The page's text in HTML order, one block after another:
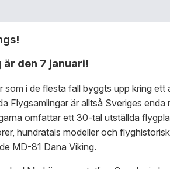
den 7 januari!
i de flesta fall byggts upp kring
Flygsamlingar är alltså Sveriges
omfattar ett 30-tal utställda
hundratals modeller och
MD-81 Dana Viking.